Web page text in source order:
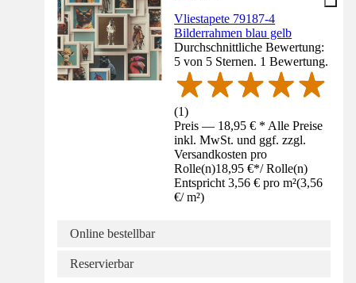
Vliestapete 79187-4
Bilderrahmen blau gelb
Durchschnittliche Bewertung:
5 von 5 Sternen. 1 Bewertung.
(1)
Preis — 18,95 € * Alle Preise
inkl. MwSt. und ggf. zzgl.
Versandkosten pro
Rolle(n)18,95 €*/ Rolle(n)
Entspricht 3,56 € pro m²(3,56
€/ m²)
Online bestellbar
Reservierbar